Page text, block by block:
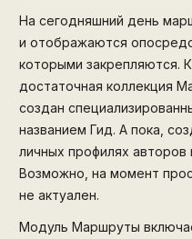
На сегодняшний день
и отображаются
которыми закрепляются.
достаточная коллекция
создан
названием Гид. А пока,
личных профилях
Возможно, на момент
не актуален.
Модуль Маршруты